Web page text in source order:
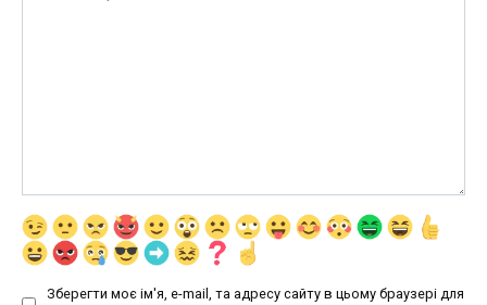
Зберегти моє ім'я, e-mail, та адресу сайту в цьому браузері для